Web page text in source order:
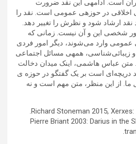
است. ادامه‍ی این نقد ضرورت
در حوزه‍ی عمومی است. نقد را
نقد ارشاد شود و نظرش را تغییر دهد.
شخصی این و آن نیست. زمانی که
وارد می‌شوند، دیگر امور فردی
و زیبائی‌شناسی، همه‍ی مسائل اجتماعی
متن عباس هاشمی، اینک میدان دخالت
دریچه‌ای است بر یک گفتگو در حوزه ی
ما. از این منظر، متن مهم است و نه
Pierre Briant 2003: Darius in the